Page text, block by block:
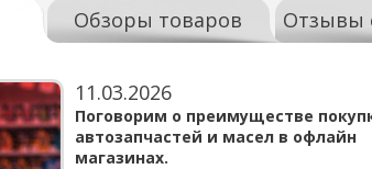
Обзоры товаров Отзывы
11.03.2026
Поговорим о преимуществе
автозапчастей и масел в офлайн
магазинах.